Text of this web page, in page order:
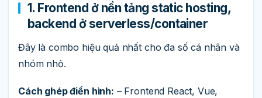
1. Frontend ở nền tảng static hosting,
backend ở serverless/container
Đây là combo hiệu quả nhất cho đa số cá nhân và
nhóm nhỏ.
Cách ghép điển hình: – Frontend React, Vue,